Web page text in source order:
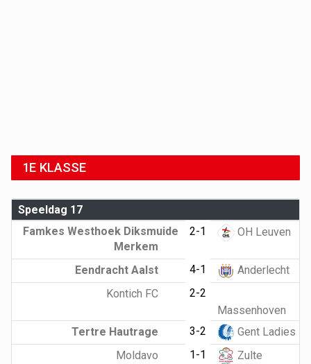
1E KLASSE
Speeldag 17
Famkes Westhoek Diksmuide
Merkem
2-1 OH Leuven
Eendracht Aalst 4-1
Anderlecht
Kontich FC
2-2
Massenhoven
Tertre Hautrage
3-2
Gent Ladies
Moldavo
1-1
Zulte